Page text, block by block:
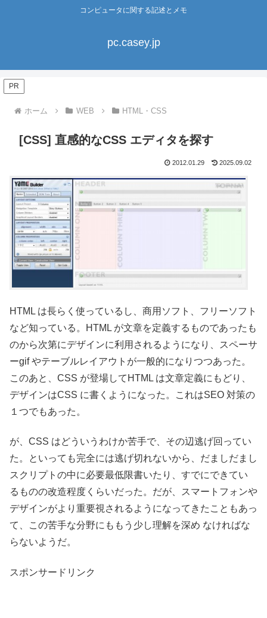
コンピュータに関する記述とメモ
pc.casey.jp
PR
ホーム WEB HTML・CSS
[CSS] 直感的なCSS エディタを探す
2012.01.29 2025.09.02
HTML は長らく使っているし、商用ソフト、フリーソフト
など知っている。HTML が文章を定義するものであったも
のから次第にデザインに利用されるようになり、スペーサ
ーgif やテーブルレイアウトが一般的になりつつあった。
このあと、CSS が登場してHTML は文章定義にもどり、
デザインはCSS に書くようになった。これはSEO 対策の
１つでもあった。
が、CSS はどういうわけか苦手で、その辺逃げ回ってい
た。といっても完全には逃げ切れないから、だましだまし
スクリプトの中に必要最低限書いたり、すでにできてい
るものの改造程度くらいだった。だが、スマートフォンや
デザインがより重要視されるようになってきたこともあっ
て、この苦手な分野にももう少し理解を深め なければな
らないようだ。
スポンサードリンク